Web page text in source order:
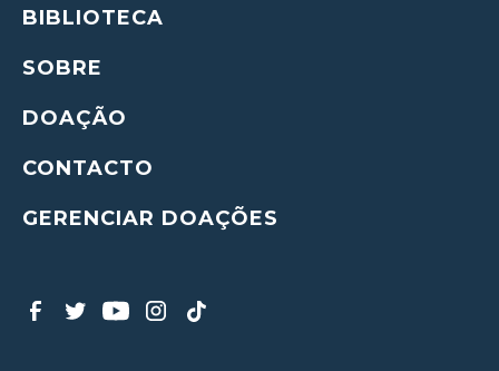
BIBLIOTECA
SOBRE
DOAÇÃO
CONTACTO
GERENCIAR DOAÇÕES